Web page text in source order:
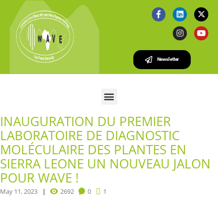
Newsletter
INAUGURATION DU PREMIER
LABORATOIRE DE DIAGNOSTIC
MOLÉCULAIRE DES PLANTES EN
SIERRA LEONE UN NOUVEAU JALON
POUR WAVE !
May 11, 2023 2692 0 1